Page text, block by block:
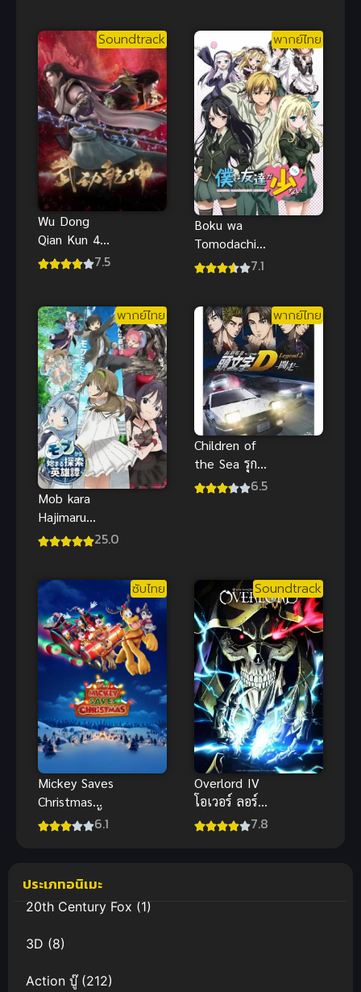
อร์ส ไทร
Soundtrack
Wu Dong
Qian Kun 4
(2024) มหา7.5
พากย์ไทย
Boku wa
Tomodachi
ga Sukunai
(พากย์ไทย)
7.1
พากย์ไทย
Mob kara
Hajimaru
Tansaku
25.0
พากย์ไทย
Children of
the Sea รุกะ
ผจญภัยโลกใต้
6.5
ซับไทย
Mickey Saves
Christmas
(2022) มิกกี้6.1
Soundtrack
Overlord IV
โอเวอร์ ลอร์ด
จอมมารพิชิต
7.8
ประเภทอนิเมะ
20th Century Fox(1)
3D (8)
Action บู๊(212)